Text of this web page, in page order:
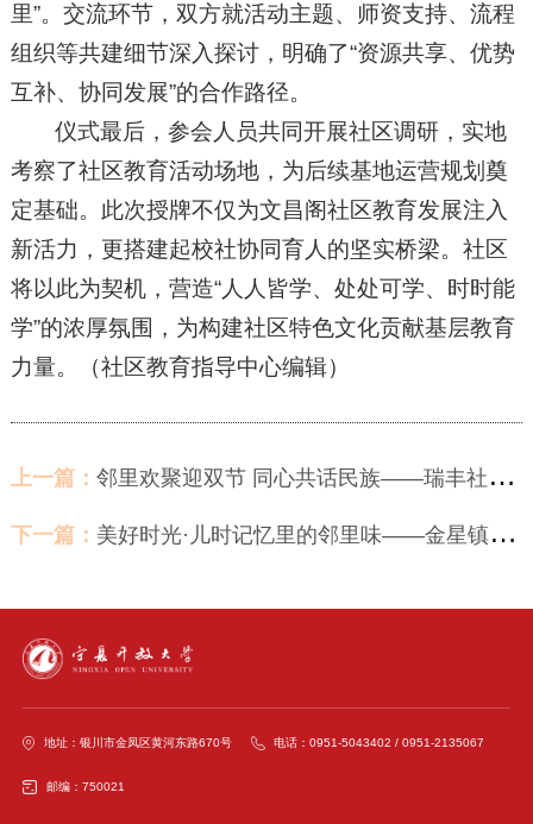
里”。交流环节，双方就活动主题、师资支持、流程
组织等共建细节深入探讨，明确了“资源共享、优势
互补、协同发展”的合作路径。
仪式最后，参会人员共同开展社区调研，实地
考察了社区教育活动场地，为后续基地运营规划奠
定基础。此次授牌不仅为文昌阁社区教育发展注入
新活力，更搭建起校社协同育人的坚实桥梁。社区
将以此为契机，营造“人人皆学、处处可学、时时能
学”的浓厚氛围，为构建社区特色文化贡献基层教育
力量。（社区教育指导中心编辑）
上一篇： 邻里欢聚迎双节 同心共话民族——瑞丰社区示范点举办民族团结睦邻宴活动
下一篇： 美好时光·儿时记忆里的邻里味——金星镇金星花园社区示范点举办“邻居节”系列活动
地址：银川市金凤区黄河东路670号 电话：0951-5043402 / 0951-2135067
邮编：750021